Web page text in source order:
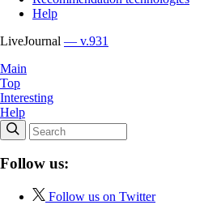
Help
LiveJournal — v.931
Main
Top
Interesting
Help
Follow us:
Follow us on Twitter